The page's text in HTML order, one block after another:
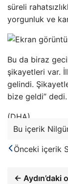
süreli
yorgunluk ve
Bu da biraz
şikayetleri var.
gelindi.
bize geldi” dedi.
(DHA)
Bu içerik
Önceki içerik
← Aydın’daki